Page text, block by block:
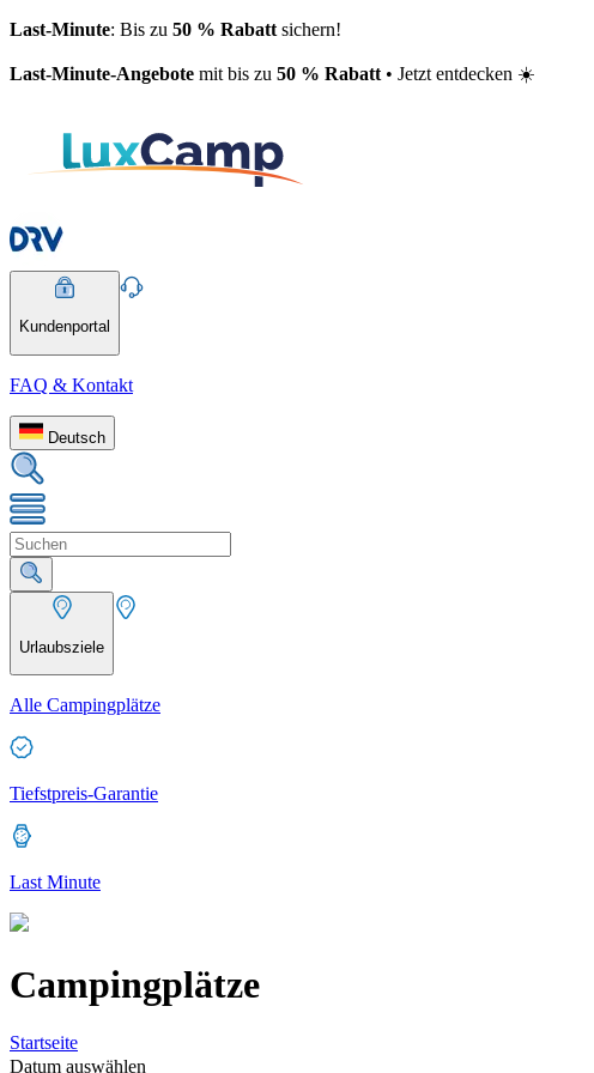
Last-Minute: Bis zu 50 % Rabatt sichern!
Last-Minute-Angebote mit bis zu 50 % Rabatt • Jetzt entdecken ☀️
Kundenportal
FAQ & Kontakt
Deutsch
Urlaubsziele
Alle Campingplätze
Tiefstpreis-Garantie
Last Minute
Campingplätze
Startseite
Datum auswählen